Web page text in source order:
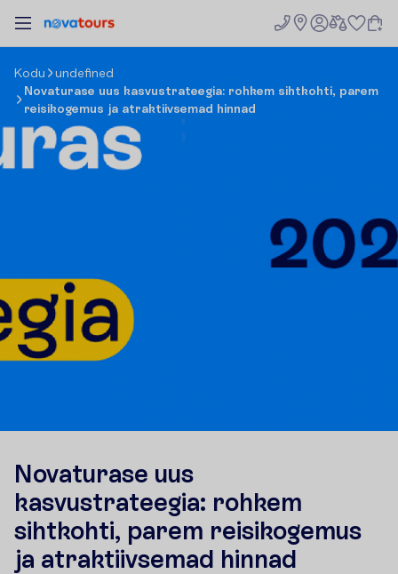
Kodu
undefined
Novaturase uus kasvustrateegia: rohkem sihtkohti, parem
reisikogemus ja atraktiivsemad hinnad
Novaturase uus
kasvustrateegia: rohkem
sihtkohti, parem reisikogemus
ja atraktiivsemad hinnad